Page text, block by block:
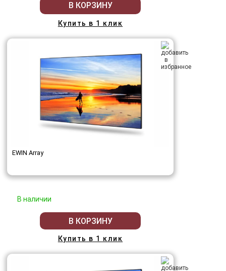
В КОРЗИНУ
Купить в 1 клик
EWIN Array
В наличии
В КОРЗИНУ
Купить в 1 клик